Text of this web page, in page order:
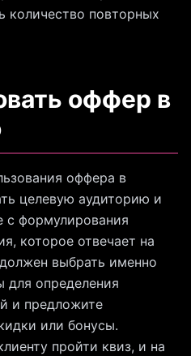
количество повторных
оффер в
оффера в
целевую аудиторию и
с формулирования
которое отвечает на
выбрать именно
для определения
и предложите
или бонусы.
пройти квиз, и на